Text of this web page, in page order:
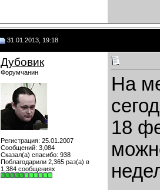
31.01.2013, 19:18
Дубовик
Форумчанин
Регистрация: 25.01.2007
Сообщений: 3,084
Сказал(а) спасибо: 938
Поблагодарили 2,365 раз(а) в
1,384 сообщениях
На
18